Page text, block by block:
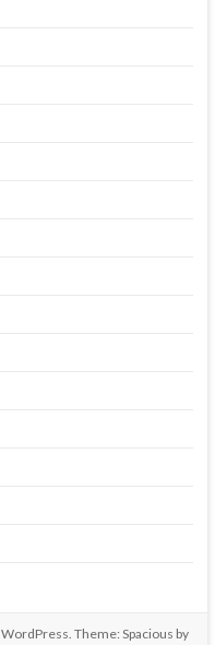
WordPress. Theme: Spacious by